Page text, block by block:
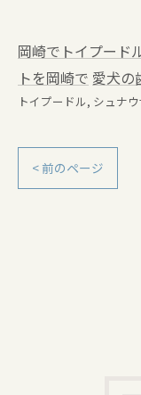
岡崎でトイプード
トを岡崎で 愛犬の
トイプードル シュナ
< 前のページ